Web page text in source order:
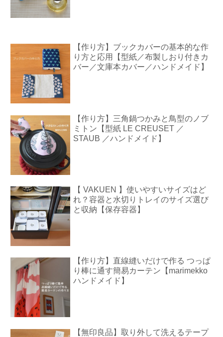
【作り方】ブックカバーの基本的な作
り方と応用【型紙／布製しおり付きカ
バー／文庫本カバー／ハンドメイド】
【作り方】三角鍋つかみと鳥型のノブ
ミトン【型紙 LE CREUSET ／
STAUB ／ハンドメイド】
【 VAKUEN 】使いやすいサイズはど
れ？容器と水切りトレイのサイズ選び
と収納【保存容器】
【作り方】直線縫いだけで作る つっぱ
り棒に通す簡易カーテン【marimekko
ハンドメイド】
【無印良品】取り外して洗えるテープ